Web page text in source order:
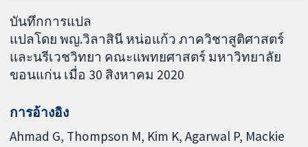
บันทึกการแปล
แปลโดย พญ.วิลาสินี หน่อแก้ว ภาควิชาสูติศาสตร์
และนรีเวชวิทยา คณะแพทยศาสตร์ มหาวิทยาลัย
ขอนแก่น เมื่อ 30 สิงหาคม 2020
การอ้างอิง
Ahmad G, Thompson M, Kim K, Agarwal P, Mackie